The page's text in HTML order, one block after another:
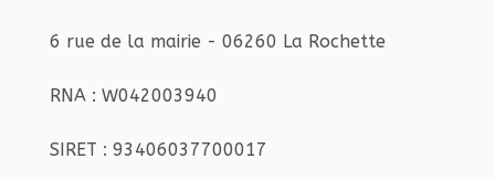
6 rue de la mairie - 06260 La Rochette
RNA : W042003940
SIRET : 93406037700017